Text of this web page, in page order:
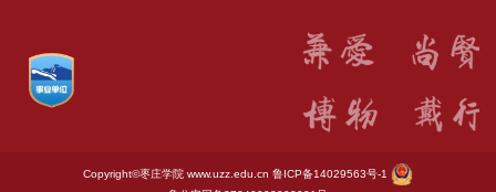
Copyright©枣庄学院 www.uzz.edu.cn 鲁ICP备14029563号-1